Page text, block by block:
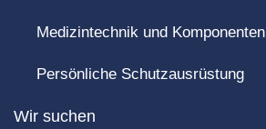
Medizintechnik und Komponenten
Persönliche Schutzausrüstung
Wir suchen